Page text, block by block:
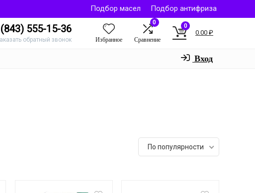
Подбор масел
Подбор антифриза
555-15-36
обратный звонок Избранное
0
Сравнение
0
0.00 ₽
Вход
По популярности